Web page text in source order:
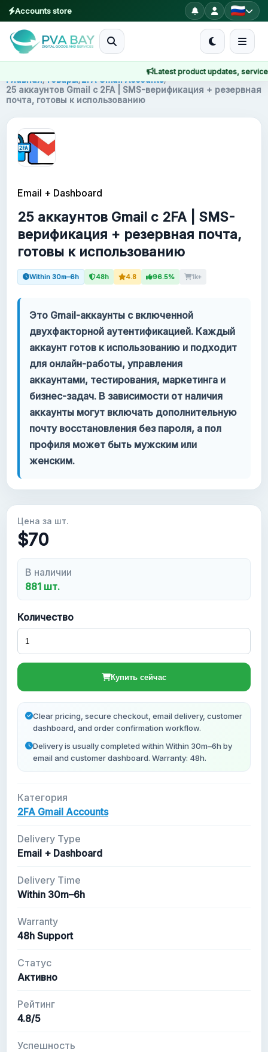
Accounts store
Latest product updates, service
MENU
Товары
Блог
About
2FA
FAQ
КАТЕГОРИИ
Google Voice
Аккаунты Gmail 2023
Forwarding Gmail
Новые Gmail аккаунты
Главная/ Товары/2FA Gmail Accounts/
25 аккаунтов Gmail с 2FA | SMS-верификация + резервная
почта, готовы к использованию
Email + Dashboard
25 аккаунтов Gmail с 2FA | SMS-
верификация + резервная почта,
готовы к использованию
Within 30m–6h 48h 4.8 96.5% 1k+
Это Gmail-аккаунты с включенной
двухфакторной аутентификацией. Каждый
аккаунт готов к использованию и подходит
для онлайн-работы, управления
аккаунтами, тестирования, маркетинга и
бизнес-задач. В зависимости от наличия
аккаунты могут включать дополнительную
почту восстановления без пароля, а пол
профиля может быть мужским или
женским.
Цена за шт.
$70
В наличии
881 шт.
Количество
Купить сейчас
Clear pricing, secure checkout, email delivery, customer
dashboard, and order confirmation workflow.
Delivery is usually completed within Within 30m–6h by
email and customer dashboard. Warranty: 48h.
Категория
2FA Gmail Accounts
Delivery Type
Email + Dashboard
Delivery Time
Within 30m–6h
Warranty
48h Support
Статус
Активно
Рейтинг
4.8/5
Успешность